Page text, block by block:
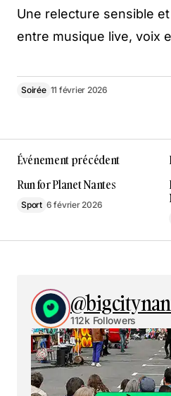
Une relecture sensible
entre musique live, voix
Soirée 11 février 2026
Événement précédent
Run for Planet Nantes
Sport 6 février 2026
112k Followers